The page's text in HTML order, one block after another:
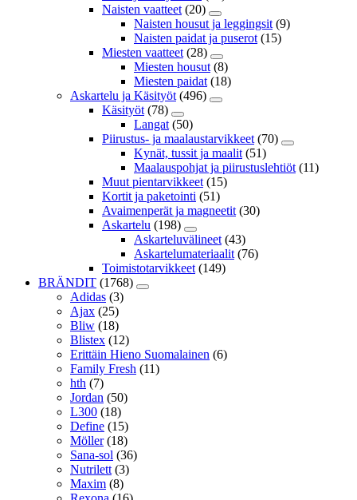
Naisten vaatteet (20)
Naisten housut ja leggingsit (9)
Naisten paidat ja puserot (15)
Miesten vaatteet (28)
Miesten housut (8)
Miesten paidat (18)
Askartelu ja Käsityöt (496)
Käsityöt (78)
Langat (50)
Piirustus- ja maalaustarvikkeet (70)
Kynät, tussit ja maalit (51)
Maalauspohjat ja piirustuslehtiöt (11)
Muut pientarvikkeet (15)
Kortit ja paketointi (51)
Avaimenperät ja magneetit (30)
Askartelu (198)
Askarteluvälineet (43)
Askartelumateriaalit (76)
Toimistotarvikkeet (149)
BRÄNDIT (1768)
Adidas (3)
Ajax (25)
Bliw (18)
Blistex (12)
Erittäin Hieno Suomalainen (6)
Family Fresh (11)
hth (7)
Jordan (50)
L300 (18)
Define (15)
Möller (18)
Sana-sol (36)
Nutrilett (3)
Maxim (8)